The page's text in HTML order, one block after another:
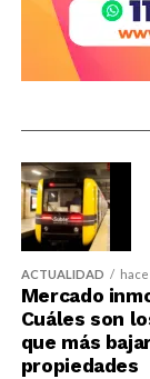
ACTUALIDAD
Mercado
Cuáles son
que más
propiedades